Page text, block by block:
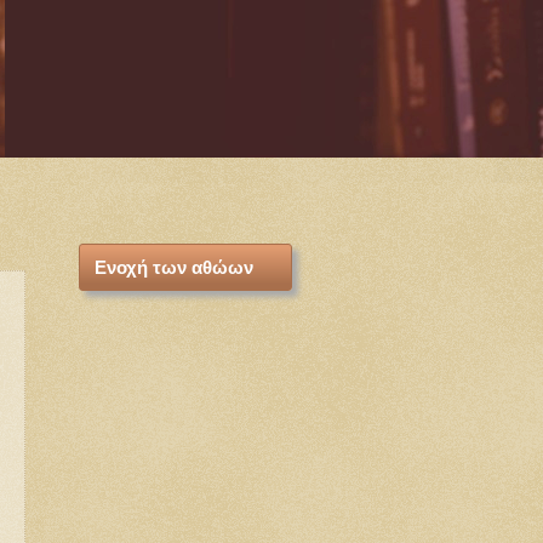
Ενοχή των αθώων